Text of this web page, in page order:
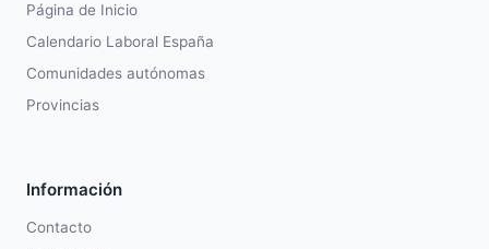
Página de Inicio
Calendario Laboral España
Comunidades autónomas
Provincias
Información
Contacto